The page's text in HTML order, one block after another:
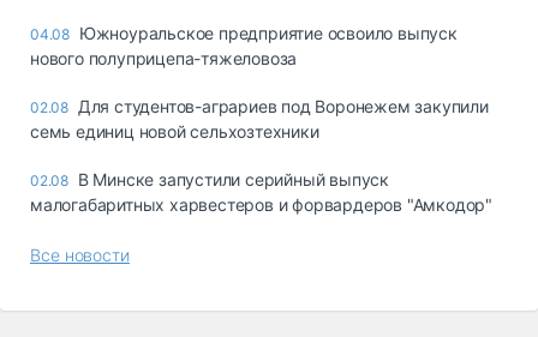
04.08 Южноуральское предприятие освоило выпуск
нового полуприцепа-тяжеловоза
02.08 Для студентов-аграриев под Воронежем закупили
семь единиц новой сельхозтехники
02.08 В Минске запустили серийный выпуск
малогабаритных харвестеров и форвардеров "Амкодор"
Все новости